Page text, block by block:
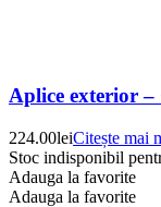
Aplice exterior
224.00leiCitește mai
Stoc indisponibil
Adauga la favorite
Adauga la favorite